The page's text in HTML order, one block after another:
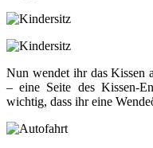
Nun wendet ihr das Kissen
– eine Seite des Kissen-
wichtig, dass ihr eine